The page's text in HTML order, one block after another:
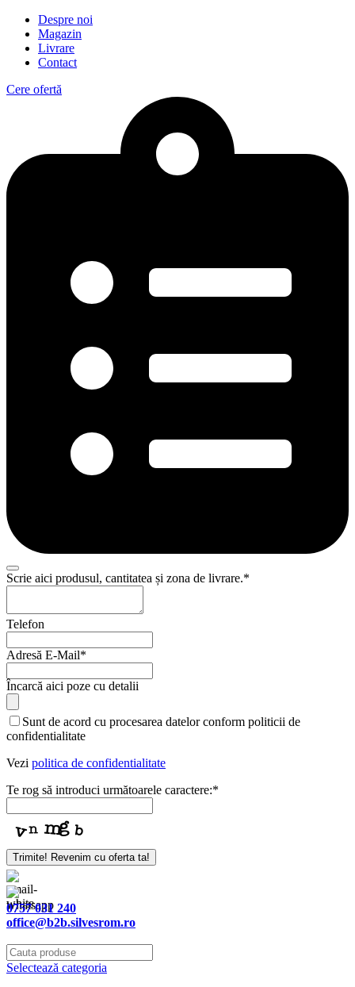
Despre noi
Magazin
Livrare
Contact
Cere ofertă
Scrie aici produsul, cantitatea și zona de livrare.*
Telefon
Adresă E-Mail*
Încarcă aici poze cu detalii
Your
Website*
Sunt de acord cu procesarea datelor conform politicii de
confidentialitate
Vezi politica de confidentialitate
Te rog să introduci următoarele caractere:*
Trimite! Revenim cu oferta ta!
0757 031 240
office@b2b.silvesrom.ro
Selectează categoria